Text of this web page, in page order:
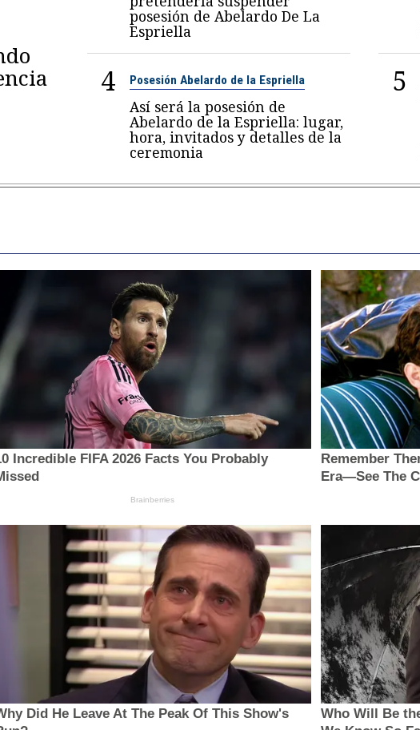
posesión de Abelardo De La
Espriella
4 Posesión Abelardo de la Espriella
Así será la posesión de
Abelardo de la Espriella: lugar,
hora, invitados y detalles de la
ceremonia
5